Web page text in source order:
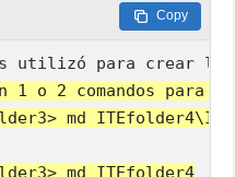
Copy
1 o 2 comandos para
md
md ITEfolder4